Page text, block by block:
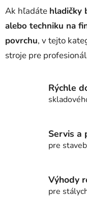
Ak hľadáte hladičky
alebo techniku na
povrchu, v tejto
stroje pre
Rýchle
Servis a
pre
Výhody
pre